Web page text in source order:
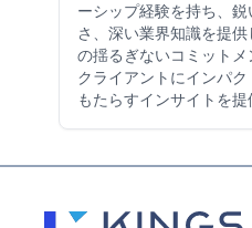
ーシップ経験を持ち、
さ、深い業界知識を提
の揺るぎないコミット
クライアントにインパ
もたらすインサイトを提